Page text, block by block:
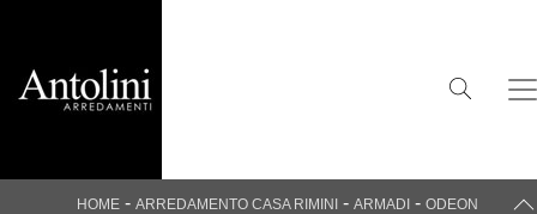
HOME - ARREDAMENTO CASA RIMINI - ARMADI - ODEON